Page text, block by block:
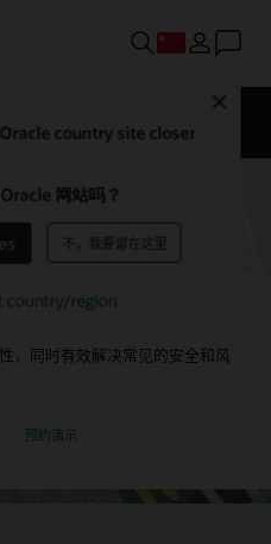
country site closer
网站吗？
不，我要留在这里
country/region
Account
配，加快关账速度。Oracle 将助
，同时有效解决常见的安全和风
预约演示